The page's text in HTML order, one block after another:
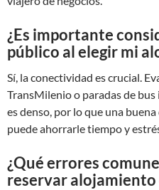
¿Es importante
público al elegir mi
Sí, la conectividad es crucial.
TransMilenio o paradas de
es denso, por lo que una
puede ahorrarle tiempo y
¿Qué errores
reservar alojamiento